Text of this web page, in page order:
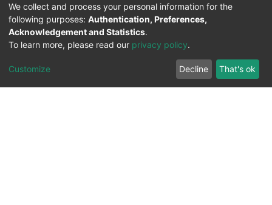
We collect and process your personal information for the
following purposes: Authentication, Preferences,
Acknowledgement and Statistics.
To learn more, please read our privacy policy.
Customize Decline That's ok